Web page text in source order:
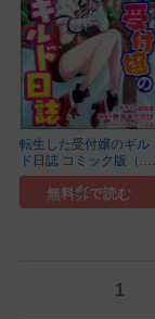
転生した受付嬢のギル
ド日誌 コミック版（...
(34)
無料㌽で読む
1